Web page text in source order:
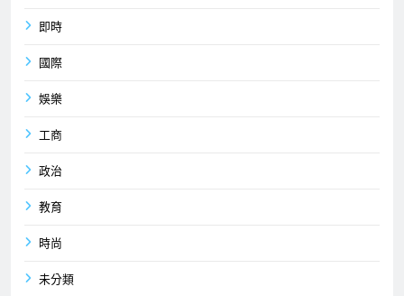
即時
國際
娛樂
工商
政治
教育
時尚
未分類